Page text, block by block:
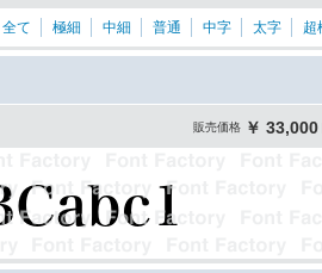
全て 極細 中細 普通 中字 太字 超
販売価格 ￥ 33,000